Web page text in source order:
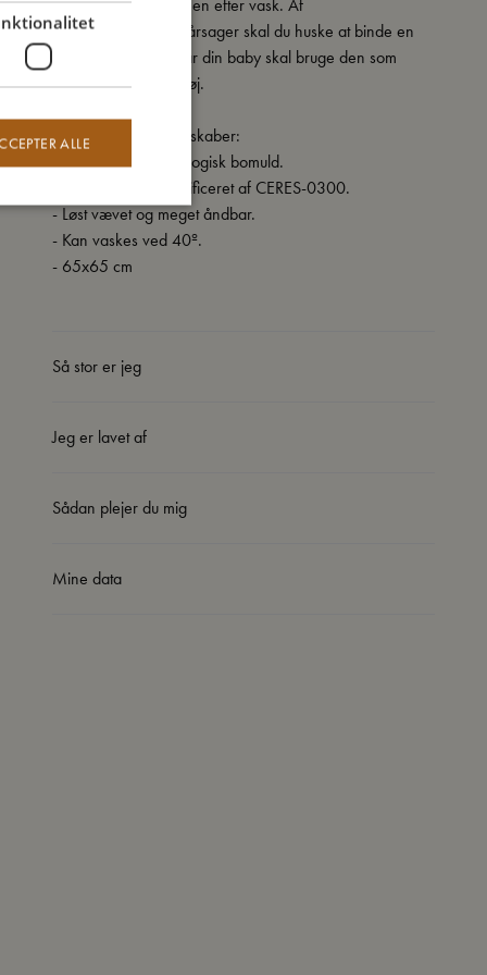
trækker sig lidt sammen efter vask. Af
sikkerhedsmæssige årsager skal du huske at binde en
knude i stofbleen, når din baby skal bruge den som
nusseklud eller legetøj.
Mine specielle egenskaber:
- Lavet af 100% økologisk bomuld.
- GOTS organic certificeret af CERES-0300.
- Løst vævet og meget åndbar.
- Kan vaskes ved 40º.
- 65x65 cm
Så stor er jeg
Jeg er lavet af
Sådan plejer du mig
Mine data
ALLE